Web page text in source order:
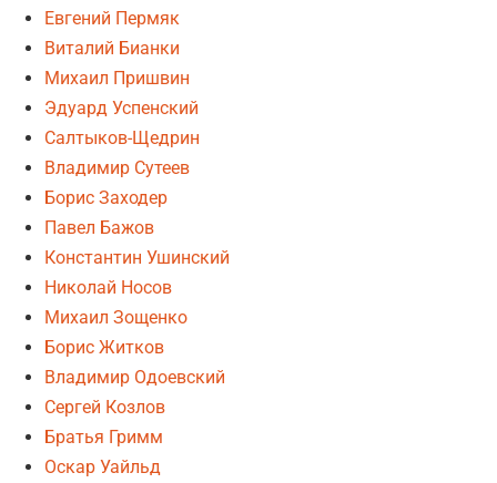
Евгений Пермяк
Виталий Бианки
Михаил Пришвин
Эдуард Успенский
Салтыков-Щедрин
Владимир Сутеев
Борис Заходер
Павел Бажов
Константин Ушинский
Николай Носов
Михаил Зощенко
Борис Житков
Владимир Одоевский
Сергей Козлов
Братья Гримм
Оскар Уайльд